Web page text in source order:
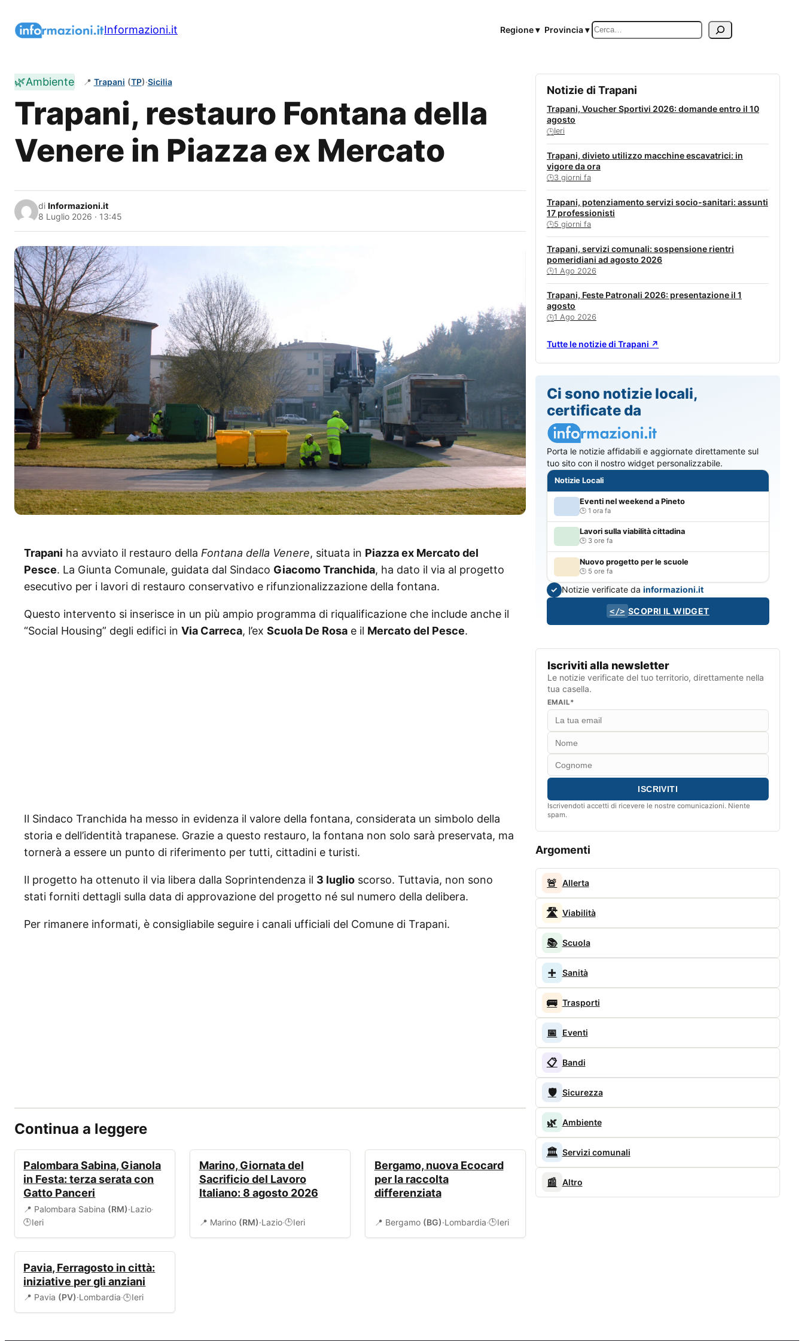
Informazioni.it Regione ▾ Provincia ▾ Cerca
🌿Ambiente 📍 Trapani (TP)·Sicilia
Trapani, restauro Fontana della
Venere in Piazza ex Mercato
di Informazioni.it
8 Luglio 2026 · 13:45
Trapani ha avviato il restauro della Fontana della Venere, situata in Piazza ex Mercato del
Pesce. La Giunta Comunale, guidata dal Sindaco Giacomo Tranchida, ha dato il via al progetto
esecutivo per i lavori di restauro conservativo e rifunzionalizzazione della fontana.
Questo intervento si inserisce in un più ampio programma di riqualificazione che include anche il
“Social Housing” degli edifici in Via Carreca, l’ex Scuola De Rosa e il Mercato del Pesce.
Il Sindaco Tranchida ha messo in evidenza il valore della fontana, considerata un simbolo della
storia e dell’identità trapanese. Grazie a questo restauro, la fontana non solo sarà preservata, ma
tornerà a essere un punto di riferimento per tutti, cittadini e turisti.
Il progetto ha ottenuto il via libera dalla Soprintendenza il 3 luglio scorso. Tuttavia, non sono
stati forniti dettagli sulla data di approvazione del progetto né sul numero della delibera.
Per rimanere informati, è consigliabile seguire i canali ufficiali del Comune di Trapani.
Continua a leggere
Palombara Sabina, Gianola
in Festa: terza serata con
Gatto Panceri
📍 Palombara Sabina (RM)·Lazio·
🕒Ieri
Marino, Giornata del
Sacrificio del Lavoro
Italiano: 8 agosto 2026
📍 Marino (RM)·Lazio·🕒Ieri
Bergamo, nuova Ecocard
per la raccolta
differenziata
📍 Bergamo (BG)·Lombardia·🕒Ieri
Pavia, Ferragosto in città:
iniziative per gli anziani
📍 Pavia (PV)·Lombardia·🕒Ieri
Notizie di Trapani
Trapani, Voucher Sportivi 2026: domande entro il 10
agosto
🕒Ieri
Trapani, divieto utilizzo macchine escavatrici: in
vigore da ora
🕒3 giorni fa
Trapani, potenziamento servizi socio-sanitari: assunti
17 professionisti
🕒5 giorni fa
Trapani, servizi comunali: sospensione rientri
pomeridiani ad agosto 2026
🕒1 Ago 2026
Trapani, Feste Patronali 2026: presentazione il 1
agosto
🕒1 Ago 2026
Tutte le notizie di Trapani ↗
Ci sono notizie locali,
certificate da
Porta le notizie affidabili e aggiornate direttamente sul
tuo sito con il nostro widget personalizzabile.
Notizie Locali
Eventi nel weekend a Pineto
1 ora fa
Lavori sulla viabilità cittadina
3 ore fa
Nuovo progetto per le scuole
5 ore fa
✓ Notizie verificate da informazioni.it
</> SCOPRI IL WIDGET
Iscriviti alla newsletter
Le notizie verificate del tuo territorio, direttamente nella
tua casella.
EMAIL*
Iscrivendoti accetti di ricevere le nostre comunicazioni. Niente
spam.
Argomenti
🚨 Allerta
🛣️ Viabilità
📚 Scuola
➕ Sanità
🚌 Trasporti
📅 Eventi
📋 Bandi
🛡️ Sicurezza
🌿 Ambiente
🏛️ Servizi comunali
📰 Altro